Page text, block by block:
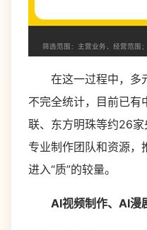
在这一过程中，多
不完全统计，目前已有
联、东方明珠等约26
专业制作团队和资源，
进入“质”的较量。
AI视频制作、AI漫